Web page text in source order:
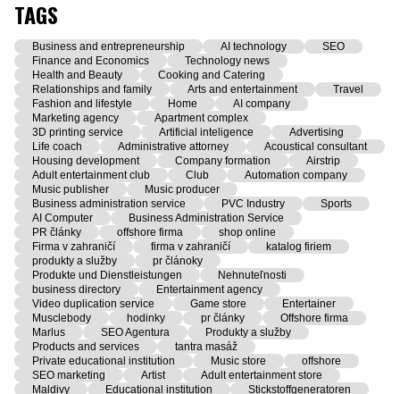
TAGS
Business and entrepreneurship AI technology
SEO
Finance and Economics
Technology news
Health and Beauty
Cooking and Catering
Relationships and family
Arts and entertainment
Travel
Fashion and lifestyle
Home
AI company
Marketing agency
Apartment complex
3D printing service
Artificial inteligence
Advertising
Life coach
Administrative attorney
Acoustical consultant
Housing development
Company formation
Airstrip
Adult entertainment club
Club
Automation company
Music publisher
Music producer
Business administration service
PVC Industry
Sports
AI Computer
Business Administration Service
PR články
offshore firma
shop online
Firma v zahraničí
firma v zahraničí
katalog firiem
produkty a služby
pr článoky
Produkte und Dienstleistungen
Nehnuteľnosti
business directory
Entertainment agency
Video duplication service
Game store
Entertainer
Musclebody
hodinky pr články
Offshore firma
Marlus
SEO Agentura
Produkty a služby
Products and services
tantra masáž
Private educational institution
Music store
offshore
SEO marketing
Artist
Adult entertainment store
Maldivy
Educational institution
Stickstoffgeneratoren